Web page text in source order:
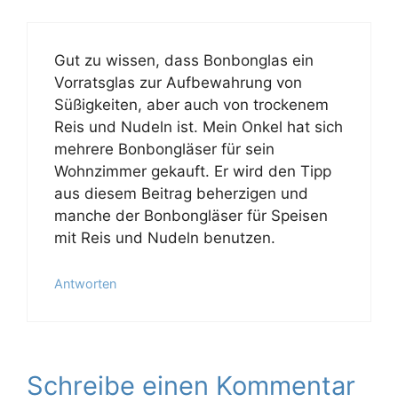
Gut zu wissen, dass Bonbonglas ein
Vorratsglas zur Aufbewahrung von
Süßigkeiten, aber auch von trockenem
Reis und Nudeln ist. Mein Onkel hat sich
mehrere Bonbongläser für sein
Wohnzimmer gekauft. Er wird den Tipp
aus diesem Beitrag beherzigen und
manche der Bonbongläser für Speisen
mit Reis und Nudeln benutzen.
Antworten
Schreibe einen Kommentar